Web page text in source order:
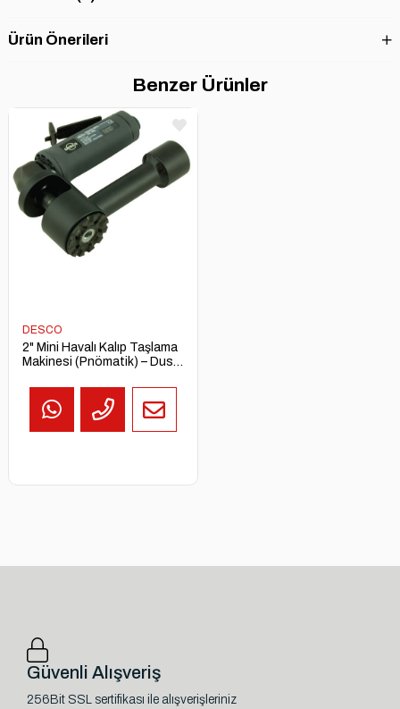
Ürün Önerileri
Benzer Ürünler
DESCO
2" Mini Havalı Kalıp Taşlama
Makinesi (Pnömatik) – Dust
Güvenli Alışveriş
256Bit SSL sertifikası ile alışverişleriniz